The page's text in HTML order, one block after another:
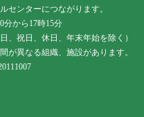
センターにつながります。
分から17時15分
、祝日、休日、年末年始を除く）
が異なる組織、施設があります。